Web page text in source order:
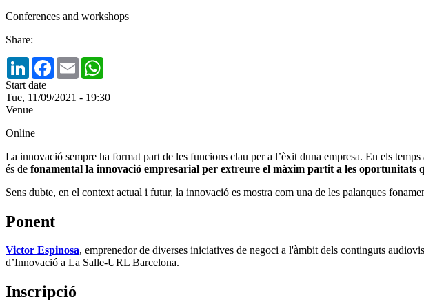
Conferences and workshops
Share:
LinkedInFacebook
Email
Start date
Tue, 11/09/2021 - 19:30
Venue
Online
La innovació sempre ha format part de les funcions clau per a l’èxit duna empresa. En els
és de fonamental la innovació empresarial per extreure el màxim partit a les oportunitats
Sens dubte, en el context actual i futur, la innovació es mostra com una de les palanques
Ponent
Victor Espinosa, emprenedor de diverses iniciatives de negoci a l'àmbit dels continguts
d’Innovació a La Salle-URL Barcelona.
Inscripció